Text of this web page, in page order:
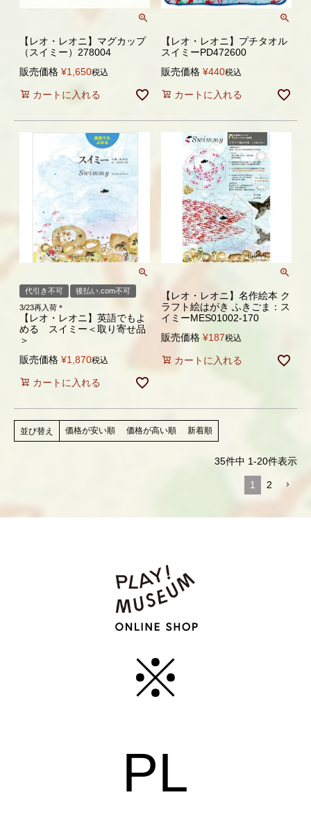
【レオ・レオニ】マグカップ
（スイミー）278004
販売価格 ¥1,650税込
カートに入れる
【レオ・レオニ】プチタオル
スイミーPD472600
販売価格 ¥440税込
カートに入れる
代引き不可
後払い.com不可
3/23再入荷＊
【レオ・レオニ】英語でもよ
める スイミー＜取り寄せ品
＞
販売価格 ¥1,870税込
カートに入れる
【レオ・レオニ】名作絵本 ク
ラフト絵はがき ふきごま：ス
イミーMES01002-170
販売価格 ¥187税込
カートに入れる
並び替え 価格が安い順 価格が高い順 新着順
35件中 1-20件表示
1 2
※
PL